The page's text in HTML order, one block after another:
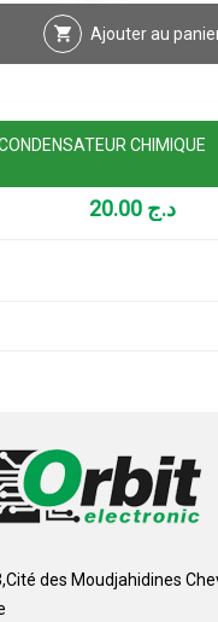
Ajouter au
CHIMIQUE
د.ج
des Moudjahidines